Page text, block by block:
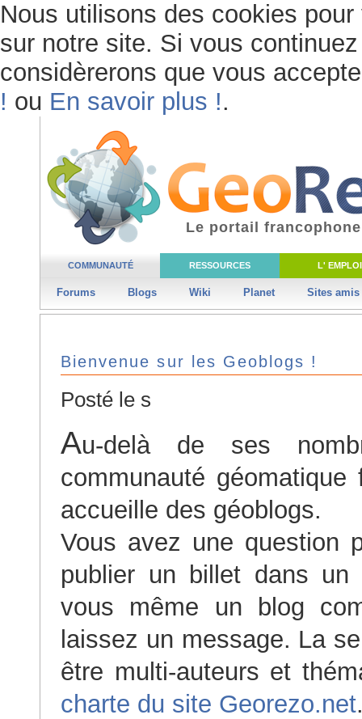
Nous utilisons des cookies
sur notre site. Si vous
considèrerons que vous
! ou En savoir plus !.
COMMUNAUTÉ RESSOURCES L' EMPLOI
Forums Blogs Wiki Planet Sites amis
Le portail
Bienvenue sur les Geoblogs !
Posté le s
Au-delà de ses
communauté
accueille des géoblogs.
Vous avez une question
publier un billet dans
vous même un blog
laissez un message. La
être multi-auteurs et
charte du site Georezo.net